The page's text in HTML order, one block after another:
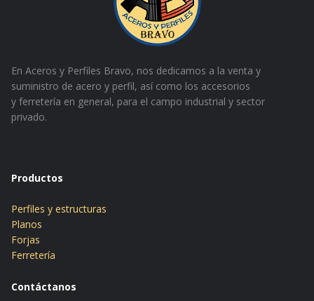
En Aceros y Perfiles Bravo, nos dedicamos a la venta y
suministro de acero y perfil, así como los accesorios
y ferretería en general, para el campo industrial y sector
privado.
Productos
Perfiles y estructuras
Planos
Forjas
Ferretería
Contáctanos